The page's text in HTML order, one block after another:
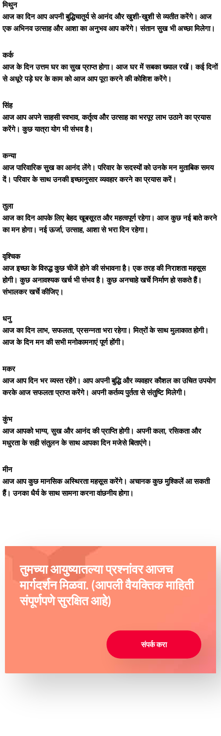
मिथुन
आज का दिन आप अपनी बुद्धिचातुर्य से आनंद और खुशी-खुशी से व्यतीत करेंगे। आज
एक अभिनव उत्साह और आशा का अनुभव आप करेंगे। संतान सुख भी अच्छा मिलेगा।
कर्क
आज के दिन उत्तम घर का सुख प्राप्त होगा। आज घर में सबका ख्याल रखें। कई दिनों
से अधूरे पड़े घर के काम को आज आप पूरा करने की कोशिश करेंगे।
सिंह
आज आप अपने साहसी स्वभाव, कर्तृत्व और उत्साह का भरपूर लाभ उठाने का प्रयास
करेंगे। कुछ यात्रा योग भी संभव है।
कन्या
आज पारिवारिक सुख का आनंद लेंगे। परिवार के सदस्यों को उनके मन मुताबिक समय
दें। परिवार के साथ उनकी इच्छानुसार व्यवहार करने का प्रयास करें।
तुला
आज का दिन आपके लिए बेहद खूबसूरत और महत्वपूर्ण रहेगा। आज कुछ नई बाते करने
का मन होगा। नई ऊर्जा, उत्साह, आशा से भरा दिन रहेगा।
वृश्चिक
आज इच्छा के विरुद्ध कुछ चीजें होने की संभावना है। एक तरह की निराशता महसूस
होगी। कुछ अनावश्यक खर्च भी संभव है। कुछ अनचाहे खर्चे निर्माण हो सकते हैं।
संभालकर खर्चे कीजिए।
धनु
आज का दिन लाभ, सफलता, प्रसन्नता भरा रहेगा। मित्रों के साथ मुलाकात होगी।
आज के दिन मन की सभी मनोकामनाएं पूर्ण होंगी।
मकर
आज आप दिन भर व्यस्त रहेंगे। आप अपनी बुद्धि और व्यवहार कौशल का उचित उपयोग
करके आज सफलता प्राप्त करेंगे। अपनी कर्तव्य पुर्तता से संतुष्टि मिलेगी।
कुंभ
आज आपको भाग्य, सुख और आनंद की प्राप्ति होगी। अपनी कला, रसिकता और
मधुरता के सही संतुलन के साथ आपका दिन मजेसे बिताएंगे।
मीन
आज आप कुछ मानसिक अस्थिरता महसूस करेंगे। अचानक कुछ मुश्किलें आ सकती
हैं। उनका धैर्य के साथ सामना करना वांछनीय होगा।
तुमच्या आयुष्यातल्या प्रश्नांवर आजच
मार्गदर्शन मिळवा. (आपली वैयक्तिक माहिती
संपूर्णपणे सुरक्षित आहे)
संपर्क करा